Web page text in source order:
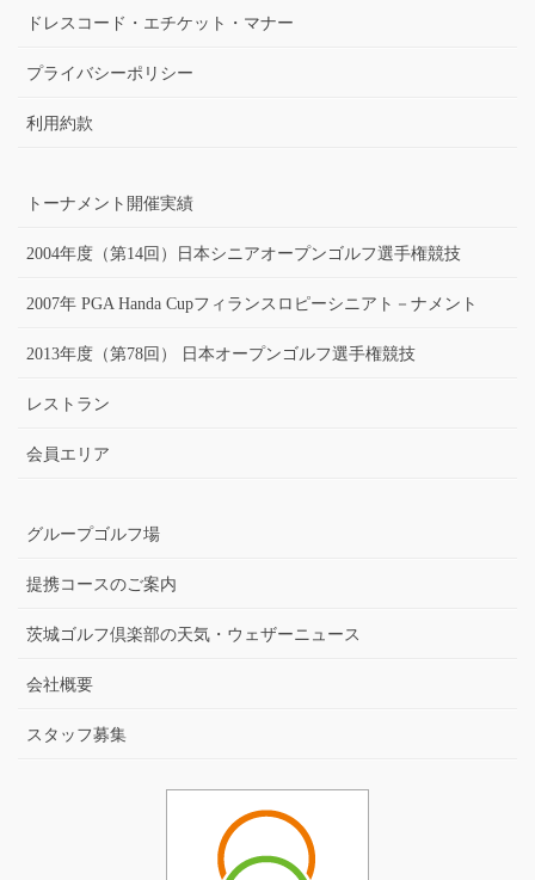
ドレスコード・エチケット・マナー
プライバシーポリシー
利用約款
トーナメント開催実績
2004年度（第14回）日本シニアオープンゴルフ選手権競技
2007年 PGA Handa Cupフィランスロピーシニアト－ナメント
2013年度（第78回） 日本オープンゴルフ選手権競技
レストラン
会員エリア
グループゴルフ場
提携コースのご案内
茨城ゴルフ倶楽部の天気・ウェザーニュース
会社概要
スタッフ募集